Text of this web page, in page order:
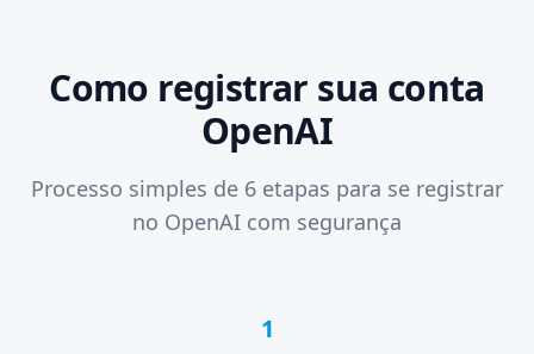
Como registrar sua conta
OpenAI
Processo simples de 6 etapas para se registrar
no OpenAI com segurança
1